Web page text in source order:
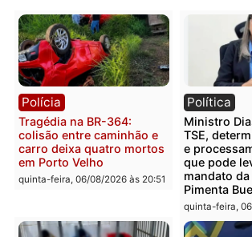
Publicidade
Categorias
Polícia
Você também vai querer ler...